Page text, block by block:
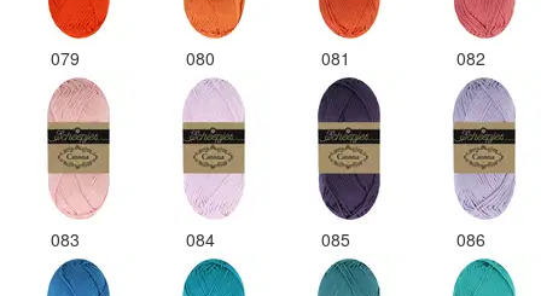
079 080 081 082
083 084 085 086